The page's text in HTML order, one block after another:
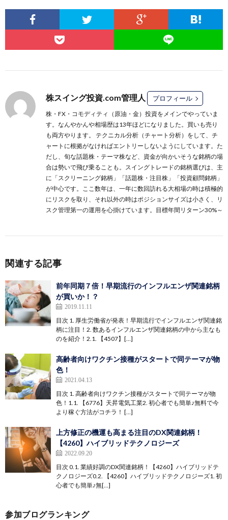
株スイング投資.com管理人 プロフィール
株・FX・コモディティ（原油・金）投資をメインでやっていま
す。なんやかんや相場歴は13年ほどになりました。買いも売り
も両方やります。 テクニカル分析（チャート分析）をして、チ
ャートに根拠がなければエントリーしないようにしています。た
だし、旬な話題株・テーマ株など、資金が向かいそうな銘柄の場
合は勢いで飛び乗ることも。スイングトレードの銘柄選びは、主
に 「スクリーニング銘柄」 「話題株・注目株」
「投資顧問銘柄」
が中心です。ここ数年は、一年に数回訪れる大相場の時は積極的
にリスクを取り、それ以外の時はポジションサイズは小さく、リ
スク管理第一の運用を心掛けています。目標年間リターン30%～
関連する記事
前年同期７倍！早期流行のインフルエンザ関連銘柄
が買いか！？
2019.11.11
目次 1. 厚生労働省が発表！早期流行でインフルエンザ関連銘
柄に注目！2. 数あるインフルエンザ関連銘柄の中から主なも
のを紹介！2.1. 【4507】[…]
高齢者向けワクチン接種がスタートで同テーマが物
色！
2021.04.13
目次 1. 高齢者向けワクチン接種がスタートで同テーマが物
色！1.1. 【6776】天昇電気工業2. 初心者でも簡単♪無料で今
より稼ぐ方法がコチラ！ […]
上方修正の機運も高まる注目のDX関連銘柄！
【4260】ハイブリッドテクノロジーズ
2022.09.20
目次 0.1. 業績好調のDX関連銘柄！【4260】ハイブリッドテ
クノロジーズ0.2. 【4260】ハイブリッドテクノロジーズ1. 初
心者でも簡単♪無[…]
参加ブログランキング